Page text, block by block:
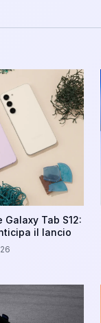
Galaxy Tab S12:
il lancio